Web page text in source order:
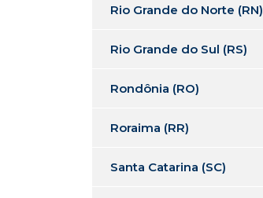
Rio Grande do Norte (RN)
Rio Grande do Sul (RS)
Rondônia (RO)
Roraima (RR)
Santa Catarina (SC)